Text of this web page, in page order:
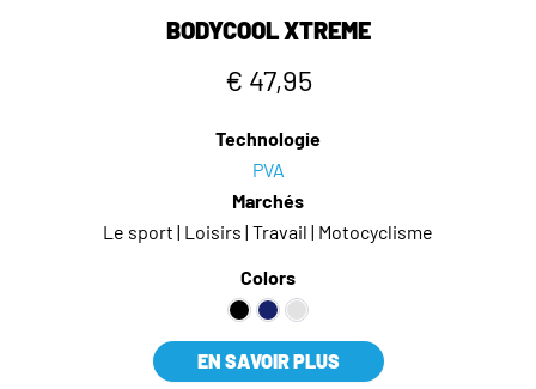
BODYCOOL XTREME
€ 47,95
Technologie
PVA
Marchés
Le sport | Loisirs | Travail | Motocyclisme
Colors
EN SAVOIR PLUS